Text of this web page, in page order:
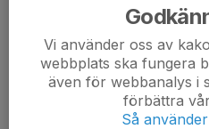
(Tiden är satt som sista tid
tid/samling, men kallelsen är
intresseanmälan).
Vi använder oss av
webbplats ska fungera
även för webbanalys i
förbättra
Så